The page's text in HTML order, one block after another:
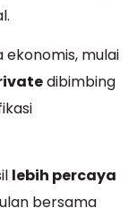
ekonomis, mulai
dibimbing
lebih percaya
bersama